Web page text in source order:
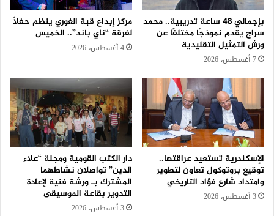
بإجمالي 48 ساعة تدريبية.. محمد
سراج يقدم نموذجًا مختلفًا عن
ورش التمثيل التقليدية
7 أغسطس، 2026
مركز إبداع قبة الغوري ينظم حفلًا
لفرقة “ناي باند”.. الخميس
4 أغسطس، 2026
الإسكندرية تستعيد عراقتها..
توقيع بروتوكول تعاون لتطوير
وامتداد شارع فؤاد التاريخي
3 أغسطس، 2026
دار الكتب القومية ومجلة “علاء
الدين” تواصلان نشاطهما
المشترك بـ ورشة فنية لإعادة
التدوير بقاعة الموسيقى
3 أغسطس، 2026